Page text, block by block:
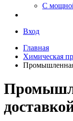
С
Вход
Главная
Химическая